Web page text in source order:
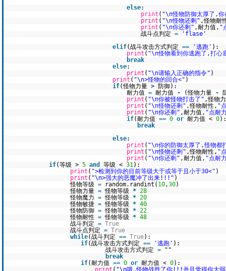
else:
print ( "\n怪物防御太厚了,你
print ( "\n怪物还剩" ,怪物耐
print ( "\n你还剩" ,耐力值, "
战斗点判定 =
'flase'
elif(战斗攻击方式判定 == '逃跑' ):
print ( "\n怪物看到你逃跑了,打心
break
else:
print ( "\n请输入正确的指令" )
print ( "\n>怪物的回合<" )
if(怪物力量 > 防御):
耐力值 = 耐力值 - (怪物力量 -
print ( "\n你被怪物打击了" ,怪物
print ( "\n怪物还剩" ,怪物耐性, "
print ( "\n你还剩" ,耐力值, "点耐
if(耐力值 == 0 or 耐力值 < 0):
break
else:
print ( "\n你的防御太厚了,怪物都
print ( "\n怪物还剩" ,怪物耐性, "
print ( "\n你还剩" ,耐力值, "点耐
if(等级 > 5 and 等级 < 31):
print ( ">检测到你的目前等级大于或等于且小于30<" )
print ( "\n>强大的恶魔冲了出来!!!" )
怪物等级 = random.randint( 10,30)
怪物力量 = 怪物等级 * 28
怪物魔力 = 怪物等级 * 20
怪物敏捷 = 怪物等级 * 40
怪物防御 = 怪物等级 * 22
怪物耐性 = 怪物等级 * 48
战斗判定 = True
战斗点判定 = True
while(战斗判定 == True):
if(战斗攻击方式判定 == '逃跑' ):
战斗攻击方式判定 =
""
break
if(耐力值 == 0 or 耐力值 < 0):
print ( "\n哦,怪物战胜了你!!!并且觉得你太